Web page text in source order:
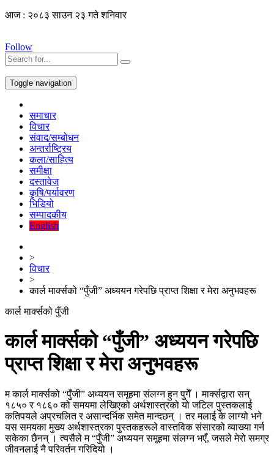
आज : २०८३ साउन २३ गते शनिवार
Follow
Toggle navigation
समाचार
विचार
संवाद/सम्बोधन
अन्तर्राष्ट्रिय
कला/साहित्य
समीक्षा
दस्तावेज
कृषि/पर्यावरण
भिडियो
सम्पादकीय
English
>
विचार
>
कार्ल मार्क्सको “पुँजी” अध्ययन गरेपछि प्राप्त शिक्षा र मेरा अनुभवहरू
कार्ल मार्क्सको पुँजी
कार्ल मार्क्सको “पुँजी” अध्ययन गरेपछि
प्राप्त शिक्षा र मेरा अनुभवहरू
म कार्ल मार्क्सको “पुँजी” अध्ययन समूहमा संलग्न हुन पुगेँ । मार्क्सद्वारा सन्
१८५० र १८६० को समयमा लेखिएको अर्थशास्त्रको यो जटिल पुस्तकलाई
कतिपयले अप्रचलित र असान्दर्भिक समेत मान्दछन् । तर मलाई के लाग्यो भने
यस समयका मुख्य अर्थशास्त्रका पुस्तकहरूले वास्तविक संसारको व्याख्या गर्न
सकेका छैनन् । त्यसैले म “पुँजी” अध्ययन समूहमा संलग्न भएँ, जसले मेरो समग्र
जीवनलाई नै परिवर्तन गरिदियो ।